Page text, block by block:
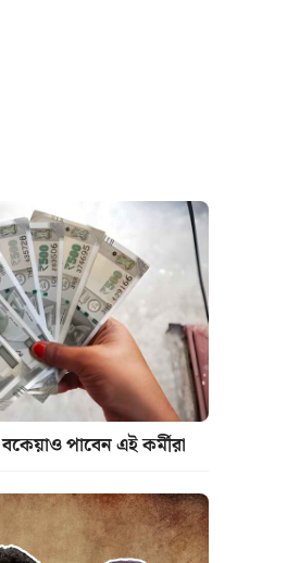
পাবেন এই কর্মীরা